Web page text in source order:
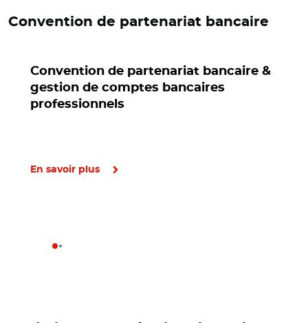
Convention de partenariat bancaire
Convention de partenariat bancaire &
gestion de comptes bancaires
professionnels
En savoir plus